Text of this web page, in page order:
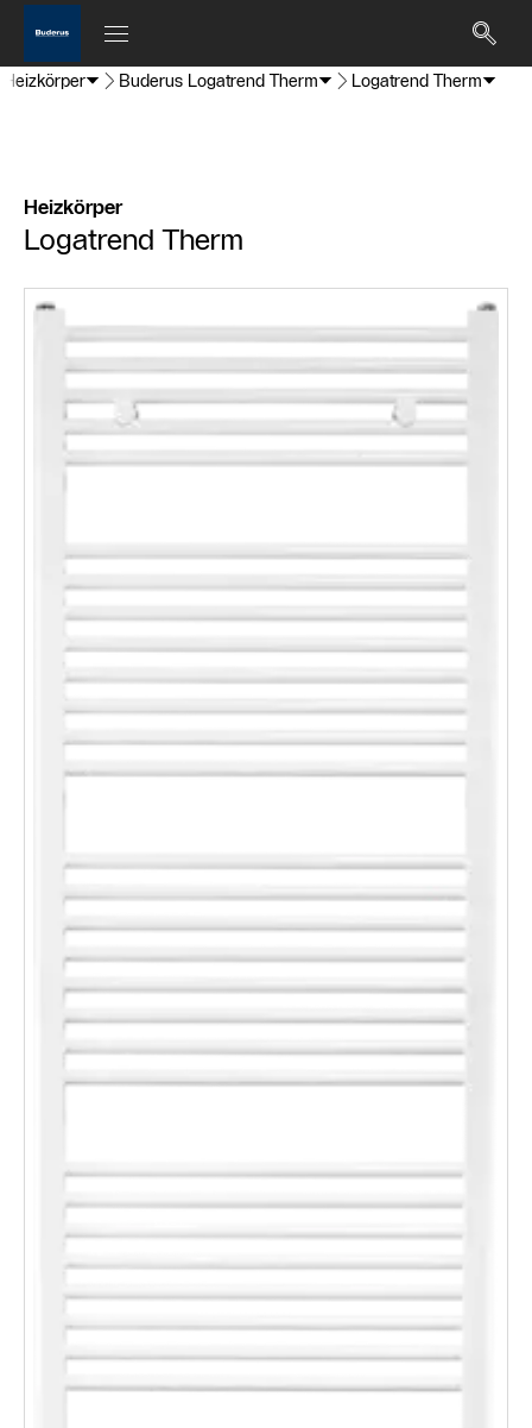
Heizkörper Buderus Logatrend Therm Logatrend Therm
Heizkörper
Logatrend Therm